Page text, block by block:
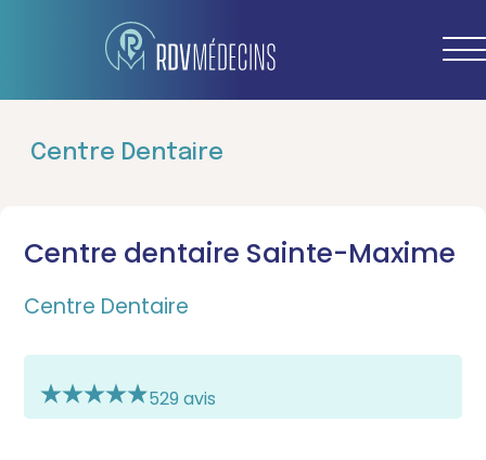
Centre Dentaire
Centre dentaire Sainte-Maxime
Centre Dentaire
529 avis